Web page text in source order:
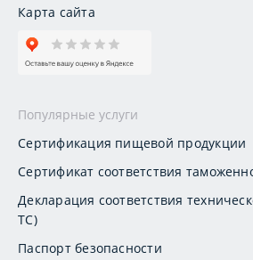
Карта сайта
Популярные услуги
Сертификация пищевой продукции
Сертификат соответствия
Декларация соответствия
ТС)
Паспорт безопасности